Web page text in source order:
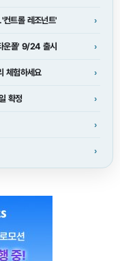
트롤 레조넌트' ›
운폴' 9/24 출시 ›
체험하세요 ›
확정 ›
›
›